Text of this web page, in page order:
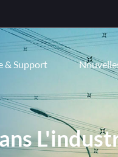
English
한국어
français
Deutsch
Español
& Support